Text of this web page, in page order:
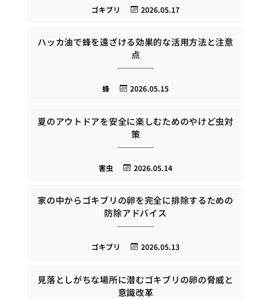
2026.05.17
ゴキブリ
ハッカ油で蜂を遠ざける効果的な活用方法と注意
点
2026.05.15
蜂
夏のアウトドアを安全に楽しむためのやけど虫対
策
2026.05.14
害虫
家の中からゴキブリの卵を完全に排除するための
防除アドバイス
2026.05.13
ゴキブリ
見落としがちな場所に潜むゴキブリの卵の脅威と
意識改革